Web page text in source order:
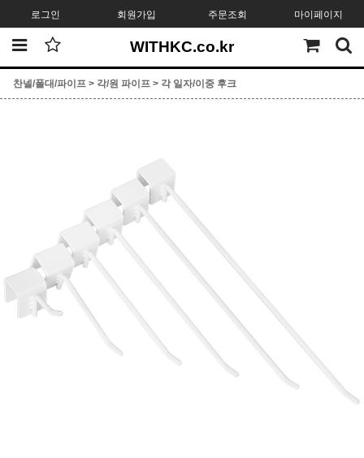
로그인 회원가입 주문조회 마이페이지
WITHKC.co.kr
찬넬/폴대/파이프 > 각/원 파이프 > 각 일자/이중 후크